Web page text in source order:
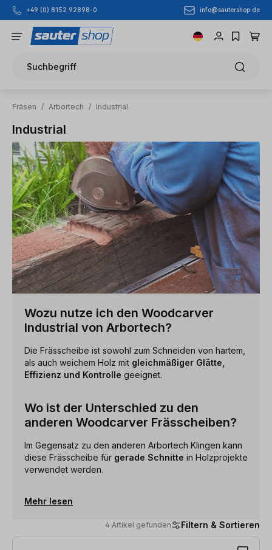
Zum Hauptinhalt springen
+49 (0) 8152 92898-0 info@sautershop.de
Suchbegriff
Fräsen / Arbortech / Industrial
Industrial
Wozu nutze ich den Woodcarver
Industrial von Arbortech?
Die Frässcheibe ist sowohl zum Schneiden von hartem,
als auch weichem Holz mit gleichmäßiger Glätte,
Effizienz und Kontrolle geeignet.
Wo ist der Unterschied zu den
anderen Woodcarver Frässcheiben?
Im Gegensatz zu den anderen Arbortech Klingen kann
diese Frässcheibe für gerade Schnitte in Holzprojekte
verwendet werden.
Mehr lesen
4 Artikel gefunden Filtern & Sortieren
4 Artikel gefunden